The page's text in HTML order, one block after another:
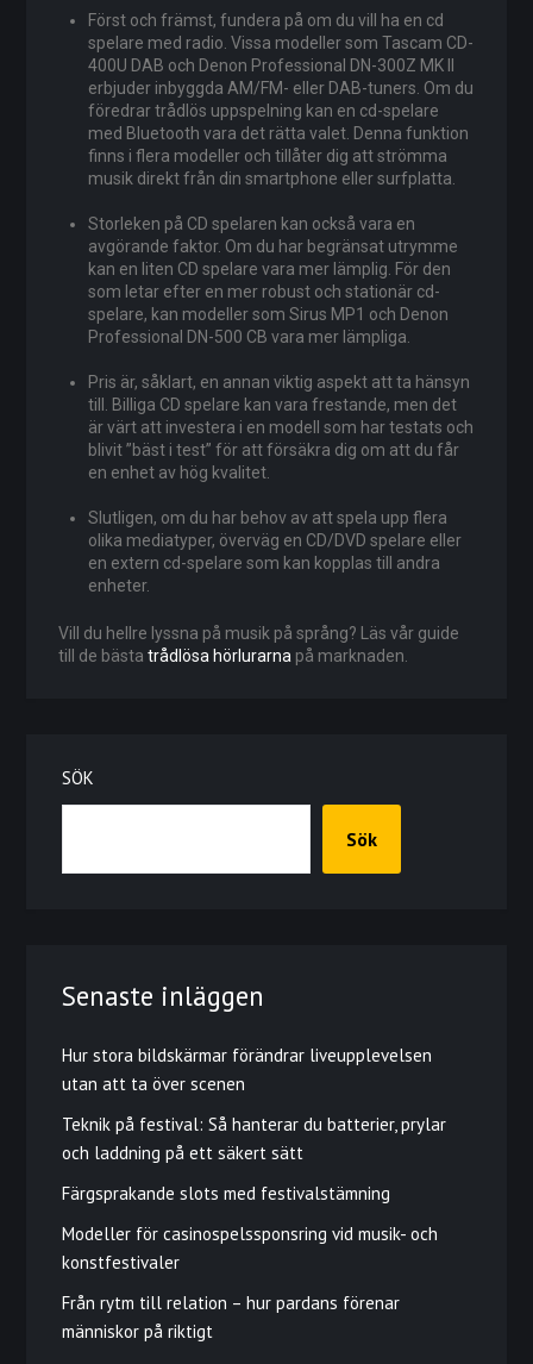
Först och främst, fundera på om du vill ha en cd
spelare med radio. Vissa modeller som Tascam CD-
400U DAB och Denon Professional DN-300Z MK II
erbjuder inbyggda AM/FM- eller DAB-tuners. Om du
föredrar trådlös uppspelning kan en cd-spelare
med Bluetooth vara det rätta valet. Denna funktion
finns i flera modeller och tillåter dig att strömma
musik direkt från din smartphone eller surfplatta.
Storleken på CD spelaren kan också vara en
avgörande faktor. Om du har begränsat utrymme
kan en liten CD spelare vara mer lämplig. För den
som letar efter en mer robust och stationär cd-
spelare, kan modeller som Sirus MP1 och Denon
Professional DN-500 CB vara mer lämpliga.
Pris är, såklart, en annan viktig aspekt att ta hänsyn
till. Billiga CD spelare kan vara frestande, men det
är värt att investera i en modell som har testats och
blivit ”bäst i test” för att försäkra dig om att du får
en enhet av hög kvalitet.
Slutligen, om du har behov av att spela upp flera
olika mediatyper, överväg en CD/DVD spelare eller
en extern cd-spelare som kan kopplas till andra
enheter.
Vill du hellre lyssna på musik på språng? Läs vår guide
till de bästa trådlösa hörlurarna på marknaden.
SÖK
Sök
Senaste inläggen
Hur stora bildskärmar förändrar liveupplevelsen
utan att ta över scenen
Teknik på festival: Så hanterar du batterier, prylar
och laddning på ett säkert sätt
Färgsprakande slots med festivalstämning
Modeller för casinospelssponsring vid musik- och
konstfestivaler
Från rytm till relation – hur pardans förenar
människor på riktigt